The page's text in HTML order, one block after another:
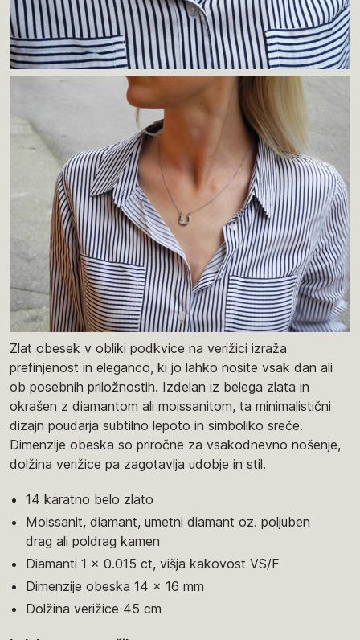
Zlat obesek v obliki podkvice na verižici izraža
prefinjenost in eleganco, ki jo lahko nosite vsak dan ali
ob posebnih priložnostih. Izdelan iz belega zlata in
okrašen z diamantom ali moissanitom, ta minimalistični
dizajn poudarja subtilno lepoto in simboliko sreče.
Dimenzije obeska so priročne za vsakodnevno nošenje,
dolžina verižice pa zagotavlja udobje in stil.
14 karatno belo zlato
Moissanit, diamant, umetni diamant oz. poljuben
drag ali poldrag kamen
Diamanti 1 x 0.015 ct, višja kakovost VS/F
Dimenzije obeska 14 x 16 mm
Dolžina verižice 45 cm